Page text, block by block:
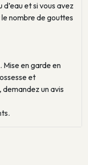
et si vous avez
nombre de gouttes
Mise en garde en
et
un avis